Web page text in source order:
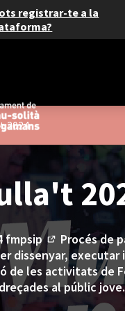
registrar-te a la
2024
fmpsip
(External link)
Procés de
dissenyar, executar
de les activitats de
al públic